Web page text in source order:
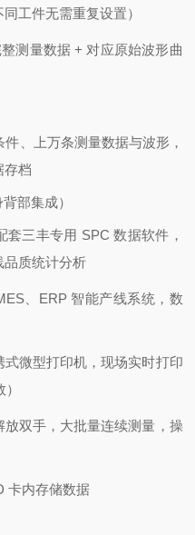
工件无需重复设置）
测量数据 + 对应原始波形曲
、上万条测量数据与波形，
存档
部集成）
三丰专用 SPC 数据软件，
品质统计分析
、ERP 智能产线系统，数
微型打印机，现场实时打印
双手，大批量连续测量，操
卡内存储数据